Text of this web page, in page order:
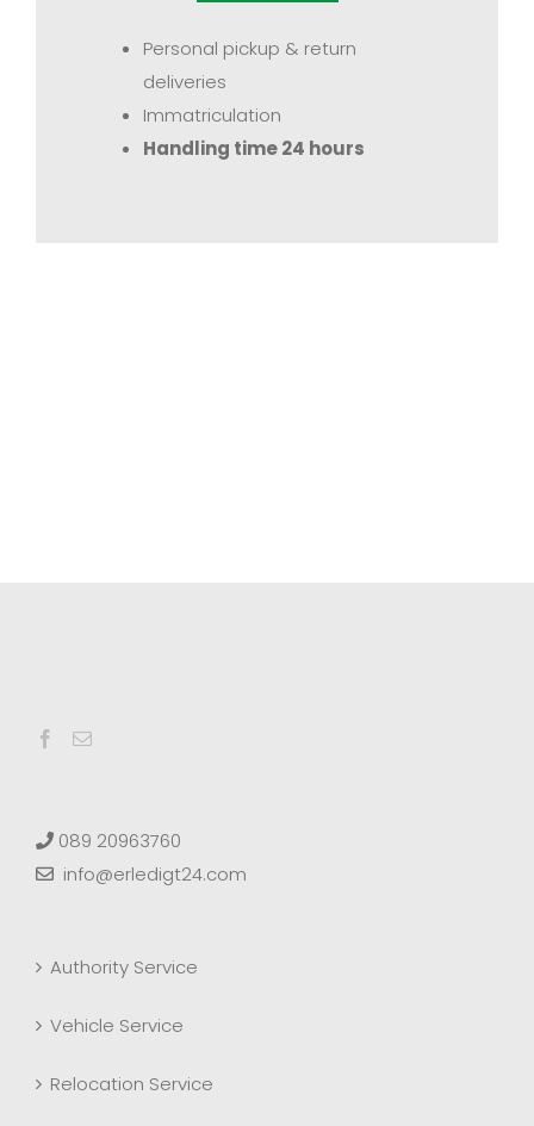
Personal pickup & return
deliveries
Immatriculation
Handling time 24 hours
089 20963760
info@erledigt24.com
Authority Service
Vehicle Service
Relocation Service